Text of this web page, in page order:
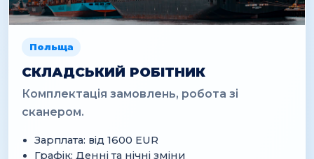
Польща
СКЛАДСЬКИЙ РОБІТНИК
Комплектація замовлень, робота зі
сканером.
Зарплата: від 1600 EUR
Графік: Денні та нічні зміни